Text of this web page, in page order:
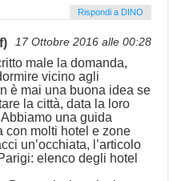
Rispondi a DINO
17 Ottobre 2016 alle 00:28
male la domanda,
vicino agli
è mai una buona idea se
la città, data la loro
una guida
con molti hotel e zone
un’occhiata, l’articolo
elenco degli hotel